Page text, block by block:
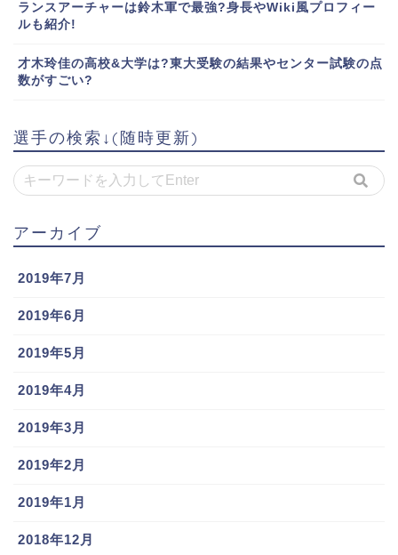
ランスアーチャーは鈴木軍で最強?身長やWiki風プロフィー
ルも紹介!
才木玲佳の高校&大学は?東大受験の結果やセンター試験の点
数がすごい?
選手の検索↓(随時更新)
アーカイブ
2019年7月
2019年6月
2019年5月
2019年4月
2019年3月
2019年2月
2019年1月
2018年12月